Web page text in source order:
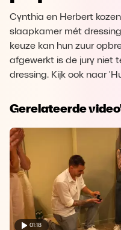
Cynthia en Herbert
slaapkamer mét
keuze kan hun zuur
afgewerkt is de jury niet
dressing. Kijk ook naar
Gerelateerde
01:18